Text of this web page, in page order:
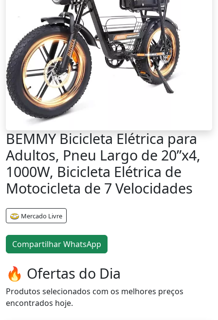
BEMMY Bicicleta Elétrica para
Adultos, Pneu Largo de 20”x4,
1000W, Bicicleta Elétrica de
Motocicleta de 7 Velocidades
Mercado Livre
Compartilhar WhatsApp
🔥 Ofertas do Dia
Produtos selecionados com os melhores preços
encontrados hoje.